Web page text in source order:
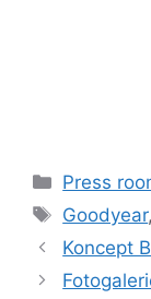
Rubriky
Press
Štítky
Goodyear,
Koncept